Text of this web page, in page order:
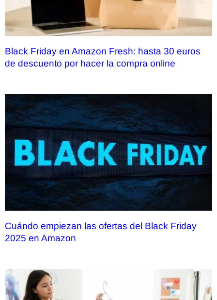
Black Friday en Amazon Fresh: hasta 30 euros
de descuento por hacer la compra online
Cuándo empiezan las ofertas del Black Friday
2025 en Amazon